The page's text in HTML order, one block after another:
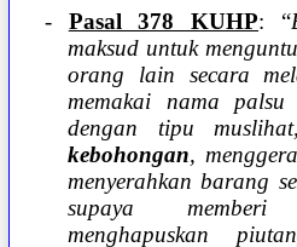
- Pasal 378 KUHP: “
maksud untuk
orang lain secara
memakai nama
dengan tipu
kebohongan,
menyerahkan barang
supaya
menghapuskan